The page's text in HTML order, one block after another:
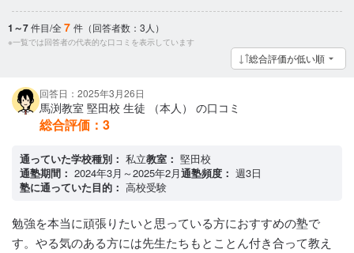
1～7件目/全 7 件（回答者数：3人）
※一覧では回答者の代表的な口コミを表示しています
総合評価が低い順
回答日：2025年3月26日
馬渕教室 堅田校 生徒 （本人） の口コミ
総合評価： 3
通っていた学校種別： 私立教室： 堅田校
通塾期間： 2024年3月～2025年2月通塾頻度： 週3日
塾に通っていた目的： 高校受験
勉強を本当に頑張りたいと思っている方におすすめの塾で
す。やる気のある方には先生たちもとことん付き合って教え